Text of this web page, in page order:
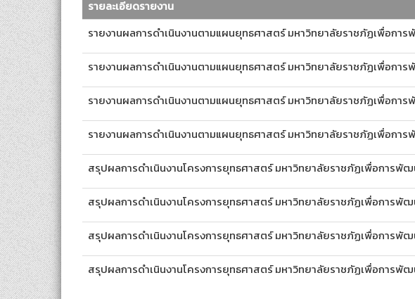
รายละเอียดรายงาน
รายงานผลการดำเนินงานตามแผนยุทธศาสตร์ มหาวิทยาลัยราชภัฏเพื่อกา
รายงานผลการดำเนินงานตามแผนยุทธศาสตร์ มหาวิทยาลัยราชภัฏเพื่อกา
รายงานผลการดำเนินงานตามแผนยุทธศาสตร์ มหาวิทยาลัยราชภัฏเพื่อกา
รายงานผลการดำเนินงานตามแผนยุทธศาสตร์ มหาวิทยาลัยราชภัฏเพื่อกา
สรุปผลการดำเนินงานโครงการยุทธศาสตร์ มหาวิทยาลัยราชภัฏเพื่อการพั
สรุปผลการดำเนินงานโครงการยุทธศาสตร์ มหาวิทยาลัยราชภัฏเพื่อการพั
สรุปผลการดำเนินงานโครงการยุทธศาสตร์ มหาวิทยาลัยราชภัฏเพื่อการพั
สรุปผลการดำเนินงานโครงการยุทธศาสตร์ มหาวิทยาลัยราชภัฏเพื่อการพั